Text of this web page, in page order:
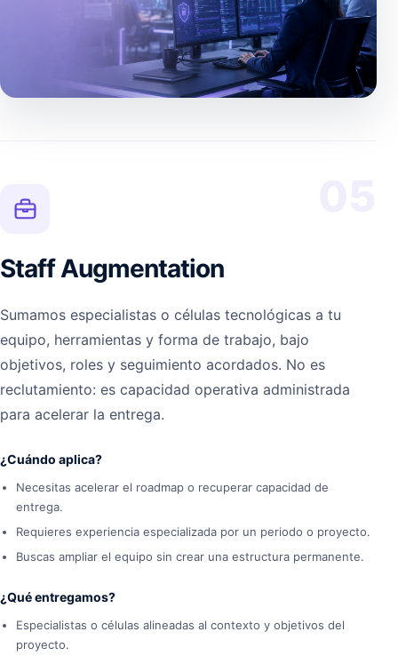
Staff Augmentation
Sumamos especialistas o células tecnológicas a tu
equipo, herramientas y forma de trabajo, bajo
objetivos, roles y seguimiento acordados. No es
reclutamiento: es capacidad operativa administrada
para acelerar la entrega.
¿Cuándo aplica?
Necesitas acelerar el roadmap o recuperar capacidad de
entrega.
Requieres experiencia especializada por un periodo o proyecto.
Buscas ampliar el equipo sin crear una estructura permanente.
¿Qué entregamos?
Especialistas o células alineadas al contexto y objetivos del
proyecto.